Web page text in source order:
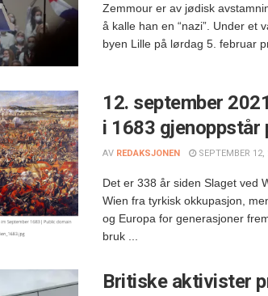
Zemmour er av jødisk
å kalle han en “nazi”. Under et
byen Lille på lørdag 5. februar
12. september
i 1683 gjenoppstår
AV REDAKSJONEN SEPTEMBER 12,
Det er 338 år siden Slaget ved
Wien fra tyrkisk okkupasjon,
og Europa for generasjoner
bruk ...
Britiske aktivister